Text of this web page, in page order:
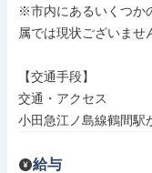
※市内にあるいくつか
属では現状ございませ
【交通手段】
交通・アクセス
小田急江ノ島線鶴間駅
給与